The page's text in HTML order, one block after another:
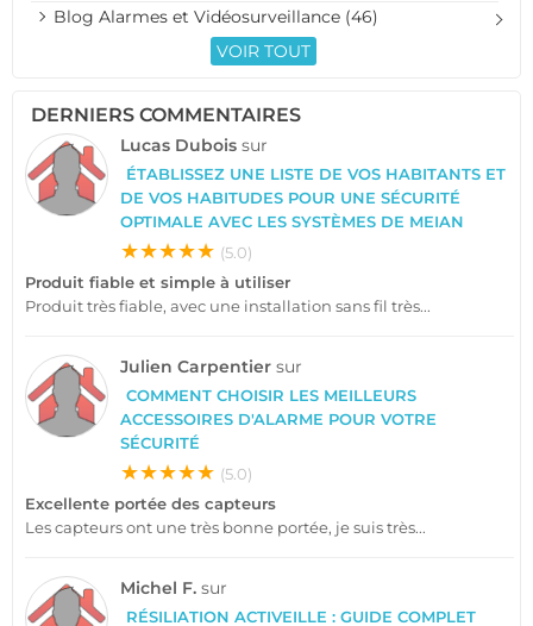
Blog Alarmes et Vidéosurveillance (46)
VOIR TOUT
DERNIERS COMMENTAIRES
Lucas Dubois sur
ÉTABLISSEZ UNE LISTE DE VOS HABITANTS ET
DE VOS HABITUDES POUR UNE SÉCURITÉ
OPTIMALE AVEC LES SYSTÈMES DE MEIAN
★★★★★ (5.0)
Produit fiable et simple à utiliser
Produit très fiable, avec une installation sans fil très...
Julien Carpentier sur
COMMENT CHOISIR LES MEILLEURS
ACCESSOIRES D'ALARME POUR VOTRE
SÉCURITÉ
★★★★★ (5.0)
Excellente portée des capteurs
Les capteurs ont une très bonne portée, je suis très...
Michel F. sur
RÉSILIATION ACTIVEILLE : GUIDE COMPLET